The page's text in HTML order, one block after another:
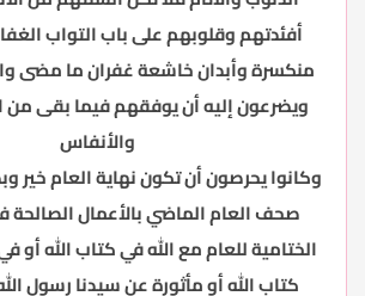
أفئدتهم وقلوبهم على باب التواب
منكسرة وأبدان خاشعة غفران ما مضى
ويضرعون إليه أن يوفقهم فيما بقى من
والأنفاس
وكانوا يحرصون أن تكون نهاية العام خير
صحف العام الماضي بالأعمال الصالحة
الختامية للعام مع الله في كتاب الله أو
كتاب الله أو مأثورة عن سيدنا رسول